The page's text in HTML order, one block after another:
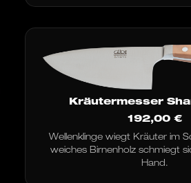
Kräutermesser
192,00 €
Wellenklinge wiegt Kräuter im
weiches Birnenholz schmiegt
Hand.